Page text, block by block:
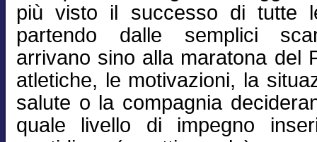
più visto il successo di tutte
partendo dalle semplici
arrivano sino alla maratona del
atletiche, le motivazioni, la
salute o la compagnia
quale livello di impegno